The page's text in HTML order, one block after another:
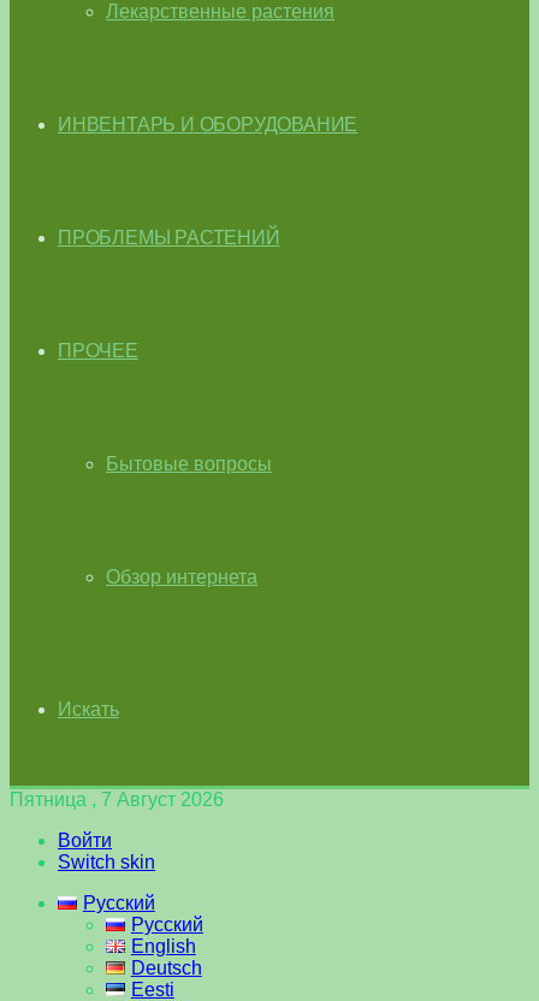
Лекарственные растения
ИНВЕНТАРЬ И ОБОРУДОВАНИЕ
ПРОБЛЕМЫ РАСТЕНИЙ
ПРОЧЕЕ
Бытовые вопросы
Обзор интернета
Искать
Пятница , 7 Август 2026
Войти
Switch skin
Русский
Русский
English
Deutsch
Eesti